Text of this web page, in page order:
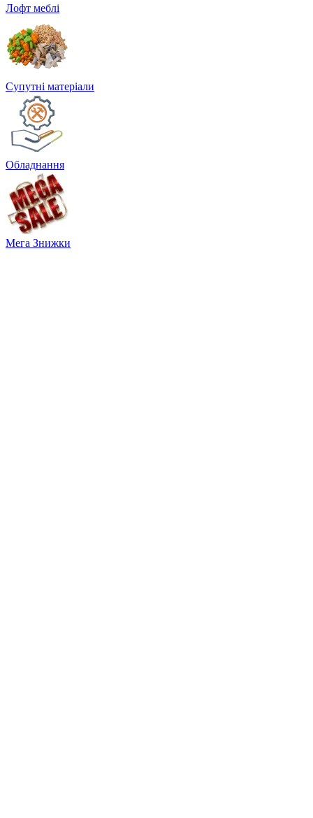
Лофт меблі
Супутні матеріали
Обладнання
Мега Знижки